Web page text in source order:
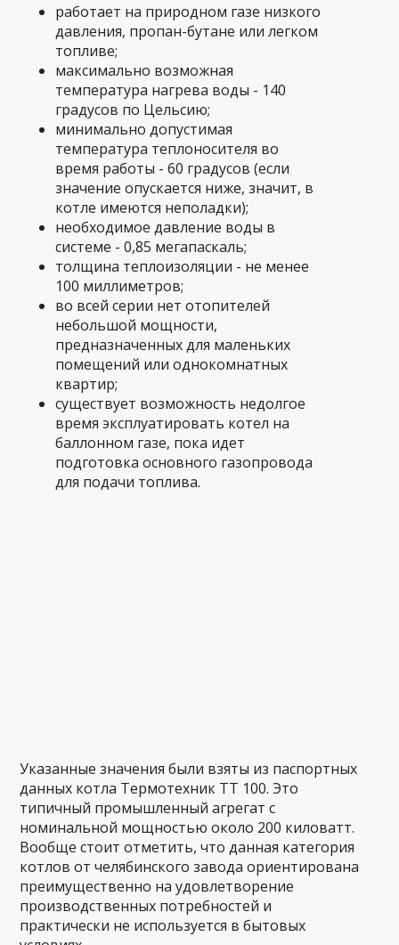
работает на природном газе низкого
давления, пропан-бутане или легком
топливе;
максимально возможная
температура нагрева воды - 140
градусов по Цельсию;
минимально допустимая
температура теплоносителя во
время работы - 60 градусов (если
значение опускается ниже, значит, в
котле имеются неполадки);
необходимое давление воды в
системе - 0,85 мегапаскаль;
толщина теплоизоляции - не менее
100 миллиметров;
во всей серии нет отопителей
небольшой мощности,
предназначенных для маленьких
помещений или однокомнатных
квартир;
существует возможность недолгое
время эксплуатировать котел на
баллонном газе, пока идет
подготовка основного газопровода
для подачи топлива.
Указанные значения были взяты из паспортных
данных котла Термотехник ТТ 100. Это
типичный промышленный агрегат с
номинальной мощностью около 200 киловатт.
Вообще стоит отметить, что данная категория
котлов от челябинского завода ориентирована
преимущественно на удовлетворение
производственных потребностей и
практически не используется в бытовых